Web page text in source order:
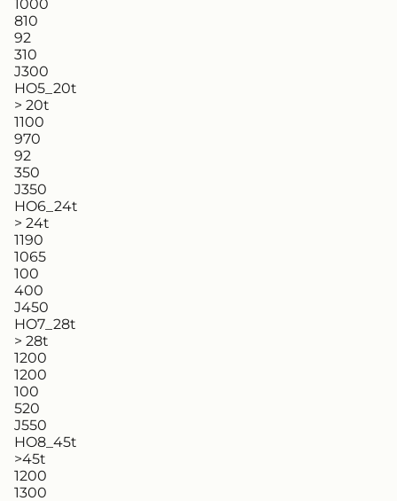
1000
810
92
310
J300
HO5_20t
> 20t
1100
970
92
350
J350
HO6_24t
> 24t
1190
1065
100
400
J450
HO7_28t
> 28t
1200
1200
100
520
J550
HO8_45t
>45t
1200
1300